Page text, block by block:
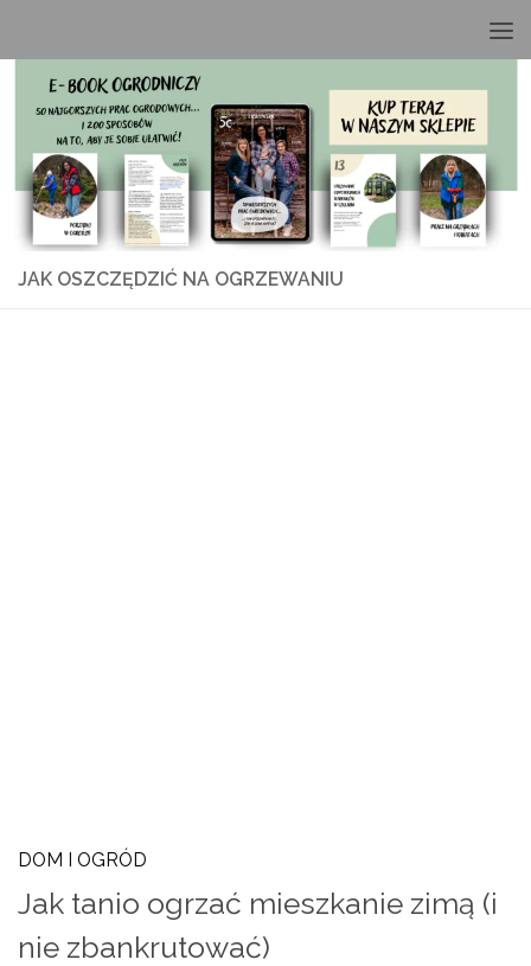
JAK OSZCZĘDZIĆ NA OGRZEWANIU
DOM I OGRÓD
Jak tanio ogrzać mieszkanie zimą (i
nie zbankrutować)